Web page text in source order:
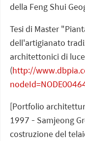
della Feng Shui
Tesi di Master
dell'artigianato
architettonici di
(http://
[Portfolio
1997 - Samjeong
costruzione del